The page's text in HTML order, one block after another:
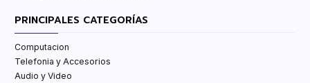
PRINCIPALES CATEGORÍAS
Computacion
Telefonia y Accesorios
Audio y Video